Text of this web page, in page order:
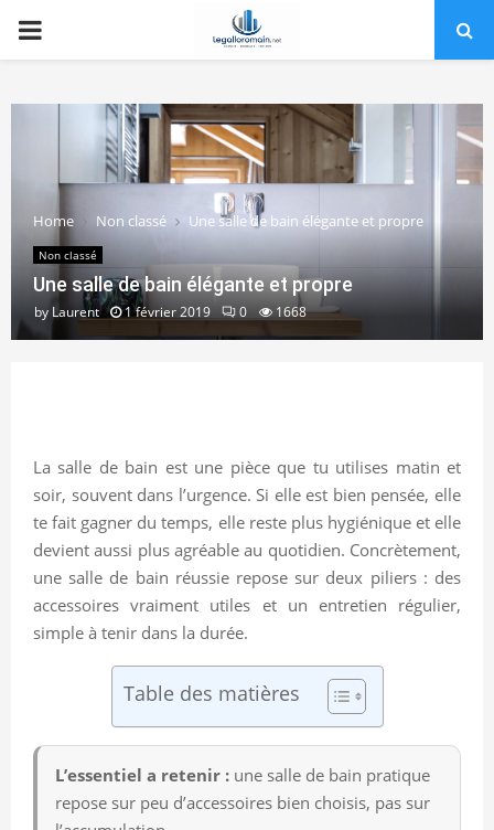
PRIMARY
Home Non classé Une salle de bain élégante et propre
Non classé
Une salle de bain élégante et propre
by Laurent 1 février 2019 0 1668
La salle de bain est une pièce que tu utilises matin et
soir, souvent dans l’urgence. Si elle est bien pensée, elle
te fait gagner du temps, elle reste plus hygiénique et elle
devient aussi plus agréable au quotidien. Concrètement,
une salle de bain réussie repose sur deux piliers : des
accessoires vraiment utiles et un entretien régulier,
simple à tenir dans la durée.
Table des matières
L’essentiel a retenir : une salle de bain pratique
repose sur peu d’accessoires bien choisis, pas sur